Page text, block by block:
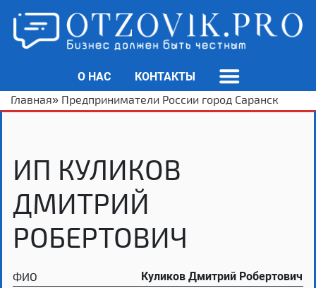
О НАС
КОНТАКТЫ
Главная» Предприниматели России город Саранск
ИП КУЛИКОВ
ДМИТРИЙ
РОБЕРТОВИЧ
ФИО
Куликов Дмитрий Робертович